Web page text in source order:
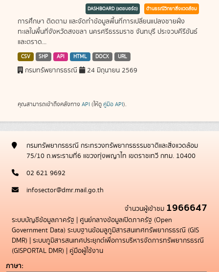
DASHBOARD (แดชบอร์ด) ด้านธรณีวิทยาสิ่งแวดล้อม
การศึกษา ติดตาม และจัดทำข้อมูลพื้นที่การเปลี่ยนแปลงชายฝั่ง
ทะเลในพื้นที่จังหวัดสงขลา นครศรีธรรมราช จันทบุรี ประจวบคีรีขันธ์
และตราด...
CSV SHP API HTML DOCX URL
กรมทรัพยากรธรณี 24 มิถุนายน 2569
คุณสามารถเข้าถึงคลังทาง API (ให้ดู คู่มือ API).
กรมทรัพยากรธรณี กระทรวงทรัพยากรธรรมชาติและสิ่งแวดล้อม
75/10 ถ.พระรามที่6 แขวงทุ่งพญาไท เขตราชเทวี กทม. 10400
02 621 9692
infosector@dmr.mail.go.th
จำนวนผู้เข้าชม 1966647
ระบบบัญชีข้อมูลภาครัฐ | ศูนย์กลางข้อมูลเปิดภาครัฐ (Open
Government Data) ระบบฐานข้อมลูภูมิสารสนเทศทรัพยากรธรณี (GIS
DMR) | ระบบภูมิสารสนเทศประยุกต์เพื่อการบริหารจัดการทรัพยากรธรณี
(GISPORTAL DMR) | คู่มือผู้ใช้งาน
ภาษา